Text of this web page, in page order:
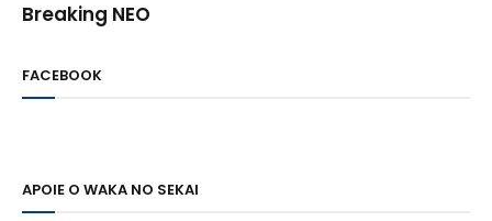
Breaking NEO
FACEBOOK
APOIE O WAKA NO SEKAI